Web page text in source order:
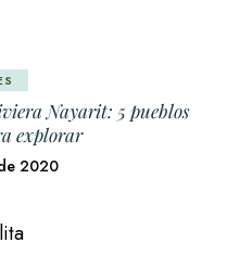
Nayarit: 5 pueblos
explorar
2020